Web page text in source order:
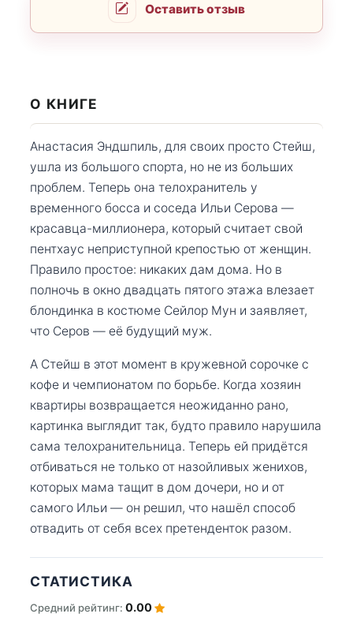
Оставить отзыв
О КНИГЕ
Анастасия Эндшпиль, для своих просто Стейш,
ушла из большого спорта, но не из больших
проблем. Теперь она телохранитель у
временного босса и соседа Ильи Серова —
красавца-миллионера, который считает свой
пентхаус неприступной крепостью от женщин.
Правило простое: никаких дам дома. Но в
полночь в окно двадцать пятого этажа влезает
блондинка в костюме Сейлор Мун и заявляет,
что Серов — её будущий муж.
А Стейш в этот момент в кружевной сорочке с
кофе и чемпионатом по борьбе. Когда хозяин
квартиры возвращается неожиданно рано,
картинка выглядит так, будто правило нарушила
сама телохранительница. Теперь ей придётся
отбиваться не только от назойливых женихов,
которых мама тащит в дом дочери, но и от
самого Ильи — он решил, что нашёл способ
отвадить от себя всех претенденток разом.
СТАТИСТИКА
Средний рейтинг: 0.00